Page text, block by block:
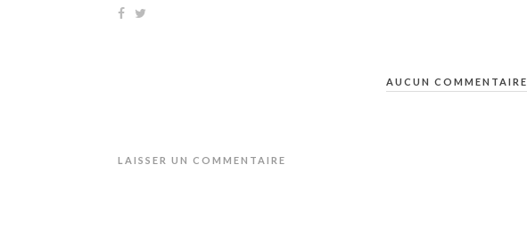
AUCUN COMMENTAIRE
LAISSER UN COMMENTAIRE